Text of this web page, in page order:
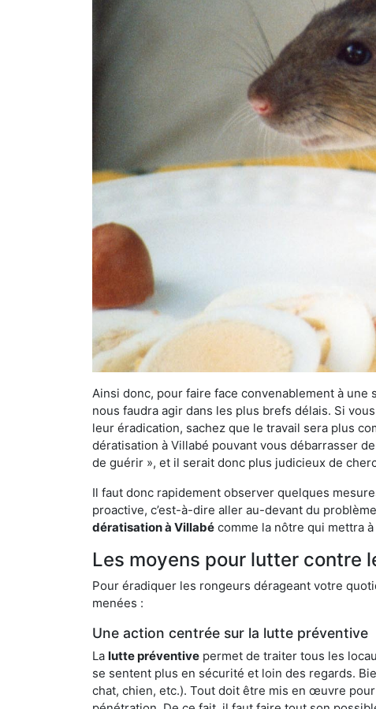
Ainsi donc, pour faire face convenablement à
nous faudra agir dans les plus brefs délais. Si
leur éradication, sachez que le travail sera plus
dératisation à Villabé pouvant vous débarrasser
de guérir », et il serait donc plus judicieux de
Il faut donc rapidement observer quelques
proactive, c’est-à-dire aller au-devant du
dératisation à Villabé comme la nôtre qui mettra
Les moyens pour lutter contre
Pour éradiquer les rongeurs dérageant votre
menées :
Une action centrée sur la lutte préventive
La lutte préventive permet de traiter tous les
se sentent plus en sécurité et loin des regards.
chat, chien, etc.). Tout doit être mis en œuvre